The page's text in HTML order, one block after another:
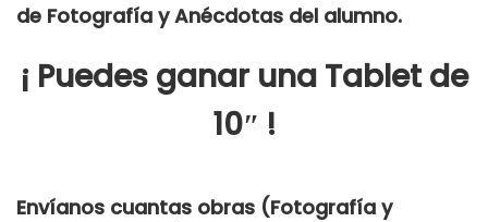
de Fotografía y Anécdotas del alumno.
¡ Puedes ganar una Tablet de
10″ !
Envíanos cuantas obras (Fotografía y